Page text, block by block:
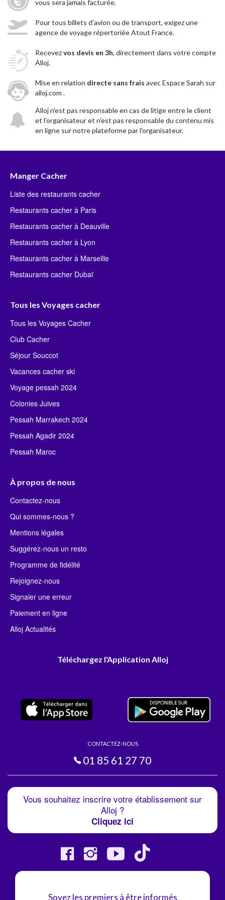
vous sera jamais facturée.
Pour tous billets d'avion ou de transport, exigez une
agence de voyage répertoriée Atout France.
Recevezvos devis en 3h, directement dans votre compte
Alloj.
Mise en relation directe sans frais avec Espace Sarah sur
alloj.com .
Alloj n'est pas responsable en cas de litige entre le client
et l’organisateur et n'est pas responsable du contenu mis
en ligne sur notre plateforme par l'organisateur.
Manger Cacher
Liste des restaurants cacher
Restaurants cacher à Paris
Restaurants cacher à Deauville
Restaurants cacher à Lyon
Restaurants cacher à Marseille
Restaurants cacher Dubaï
Tous les Voyages cacher
Tous les Voyages Cacher
Club Cacher
Séjour Souccot
Vacances cacher ski
Voyage pessah 2024
Colonies Juives
Pessah Marrakech 2024
Pessah Agadir 2024
Pessah Maroc
À propos de nous
Contactez-nous
Qui sommes-nous ?
Mentions légales
Suggérez-nous un resto
Programme de fidélité
Rejoignez-nous
Signaler une erreur
Paiement en ligne
Alloj Actualités
Téléchargez l'Application Alloj
CONTACTEZ-NOUS
01 85 61 27 70
Vous souhaitez inscrire votre établissement sur
Alloj ?
Cliquez ici
Soyez les premiers à être informés